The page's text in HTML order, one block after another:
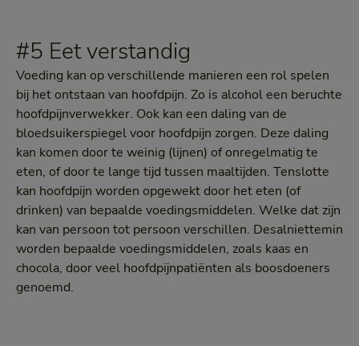
#5 Eet verstandig
Voeding kan op verschillende manieren een rol spelen
bij het ontstaan van hoofdpijn. Zo is alcohol een beruchte
hoofdpijnverwekker. Ook kan een daling van de
bloedsuikerspiegel voor hoofdpijn zorgen. Deze daling
kan komen door te weinig (lijnen) of onregelmatig te
eten, of door te lange tijd tussen maaltijden. Tenslotte
kan hoofdpijn worden opgewekt door het eten (of
drinken) van bepaalde voedingsmiddelen. Welke dat zijn
kan van persoon tot persoon verschillen. Desalniettemin
worden bepaalde voedingsmiddelen, zoals kaas en
chocola, door veel hoofdpijnpatiënten als boosdoeners
genoemd.